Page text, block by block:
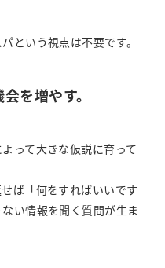
という視点は不要です。
を増やす。
って大きな仮説に育って
ば「何をすればいいです
い情報を聞く質問が生ま